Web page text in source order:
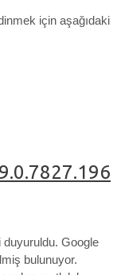
için aşağıdaki
duyuruldu. Google
bulunuyor.